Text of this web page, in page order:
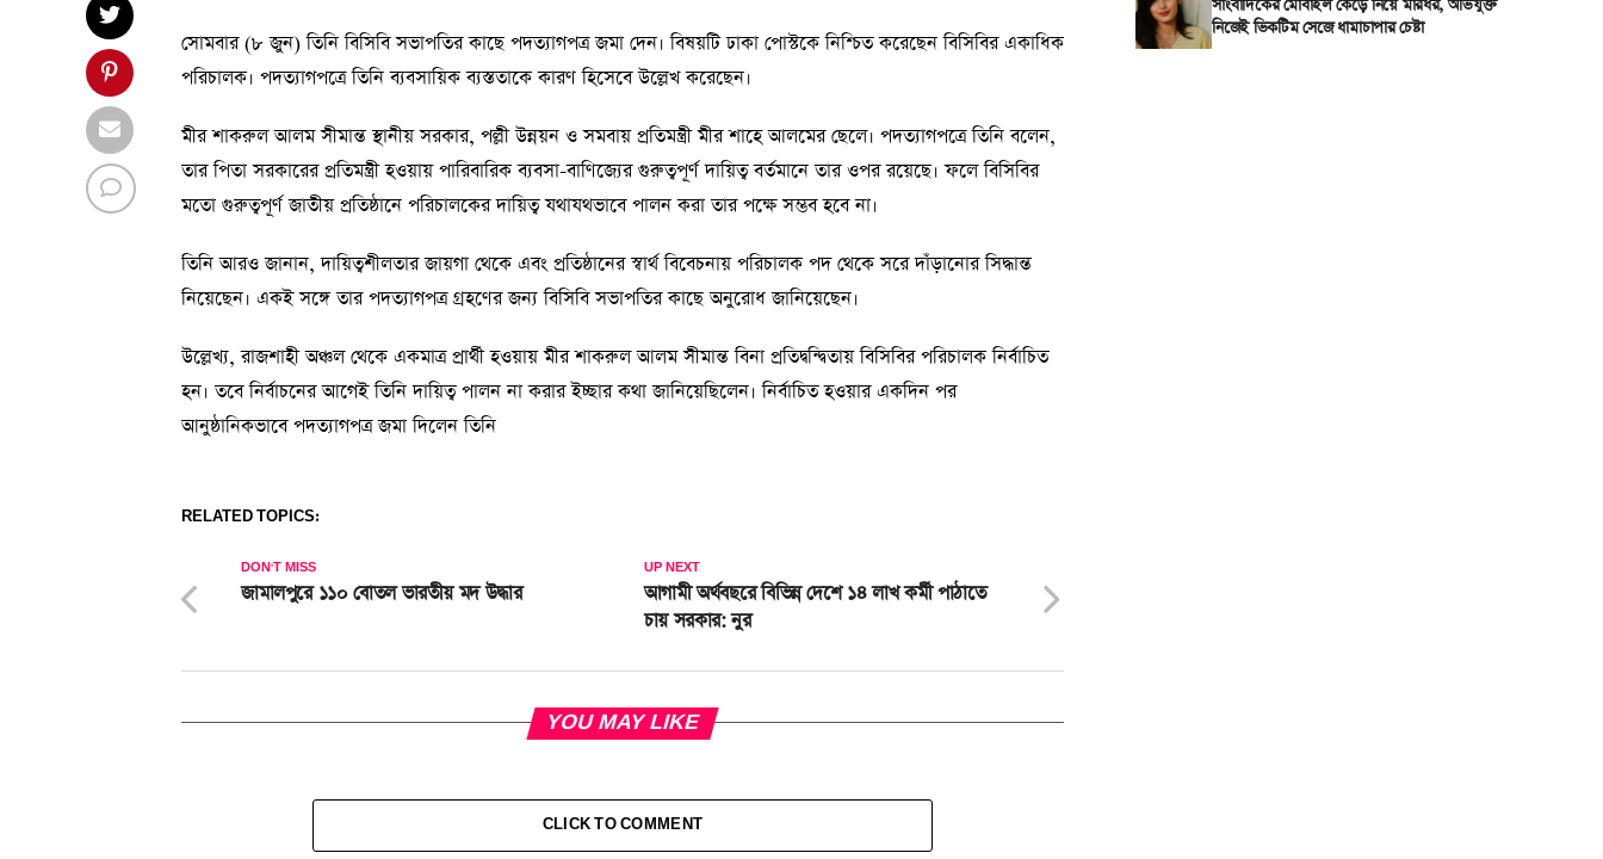
সোমবার (৮ জুন) তিনি বিসিবি সভাপতির কাছে পদত্যাগপত্র জমা দেন। বিষয়টি ঢাকা পোস্টকে নিশ্চিত করেছেন বিসিবির একাধিক
পরিচালক। পদত্যাগপত্রে তিনি ব্যবসায়িক ব্যস্ততাকে কারণ হিসেবে উল্লেখ করেছেন।
মীর শাকরুল আলম সীমান্ত স্থানীয় সরকার, পল্লী উন্নয়ন ও সমবায় প্রতিমন্ত্রী মীর শাহে আলমের ছেলে। পদত্যাগপত্রে তিনি বলেন,
তার পিতা সরকারের প্রতিমন্ত্রী হওয়ায় পারিবারিক ব্যবসা-বাণিজ্যের গুরুত্বপূর্ণ দায়িত্ব বর্তমানে তার ওপর রয়েছে। ফলে বিসিবির
মতো গুরুত্বপূর্ণ জাতীয় প্রতিষ্ঠানে পরিচালকের দায়িত্ব যথাযথভাবে পালন করা তার পক্ষে সম্ভব হবে না।
তিনি আরও জানান, দায়িত্বশীলতার জায়গা থেকে এবং প্রতিষ্ঠানের স্বার্থ বিবেচনায় পরিচালক পদ থেকে সরে দাঁড়ানোর সিদ্ধান্ত
নিয়েছেন। একই সঙ্গে তার পদত্যাগপত্র গ্রহণের জন্য বিসিবি সভাপতির কাছে অনুরোধ জানিয়েছেন।
উল্লেখ্য, রাজশাহী অঞ্চল থেকে একমাত্র প্রার্থী হওয়ায় মীর শাকরুল আলম সীমান্ত বিনা প্রতিদ্বন্দ্বিতায় বিসিবির পরিচালক নির্বাচিত
হন। তবে নির্বাচনের আগেই তিনি দায়িত্ব পালন না করার ইচ্ছার কথা জানিয়েছিলেন। নির্বাচিত হওয়ার একদিন পর
আনুষ্ঠানিকভাবে পদত্যাগপত্র জমা দিলেন তিনি
RELATED TOPICS:
UP NEXT
আগামী অর্থবছরে বিভিন্ন দেশে ১৪ লাখ কর্মী পাঠাতে
চায় সরকার: নুর
DON'T MISS
জামালপুরে ১১০ বোতল ভারতীয় মদ উদ্ধার
YOU MAY LIKE
CLICK TO COMMENT
সাংবাদিকের মোবাইল কেড়ে নিয়ে মারধর, অভিযুক্ত
নিজেই ভিকটিম সেজে ধামাচাপার চেষ্টা